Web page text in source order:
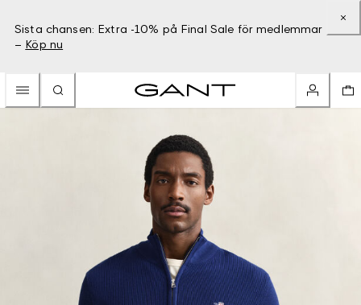
Sista chansen: Extra -10% på Final Sale för medlemmar
– Köp nu